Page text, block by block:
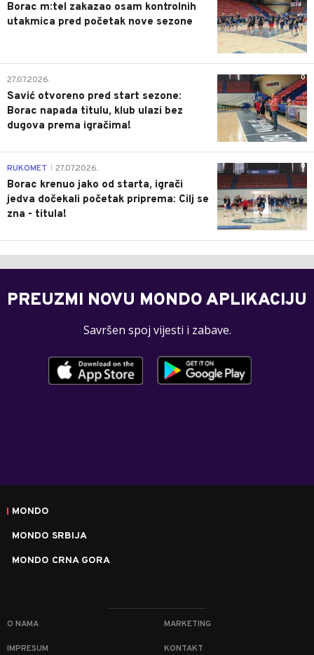
Borac m:tel zakazao osam kontrolnih
utakmica pred početak nove sezone
0
27.07.2026.
Savić otvoreno pred start sezone:
Borac napada titulu, klub ulazi bez
dugova prema igračima!
0
RUKOMET 27.07.2026.
Borac krenuo jako od starta, igrači
jedva dočekali početak priprema: Cilj se
zna - titula!
PREUZMI NOVU MONDO APLIKACIJU
Savršen spoj vijesti i zabave.
MONDO
MONDO SRBIJA
MONDO CRNA GORA
O NAMA MARKETING
IMPRESUM KONTAKT